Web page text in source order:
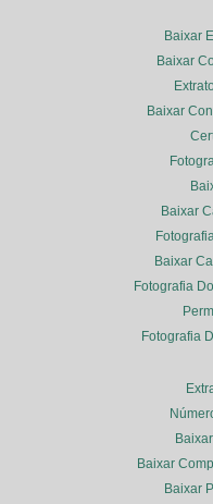
Baixar
Baixar
Baixar
Baixar
Baixar
Fotografia
Fotografia
Baixar
Baixar